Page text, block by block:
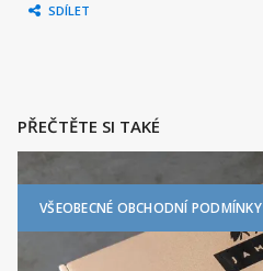
SDÍLET
PŘEČTĚTE SI TAKÉ
VŠEOBECNÉ OBCHODNÍ PODMÍNKY